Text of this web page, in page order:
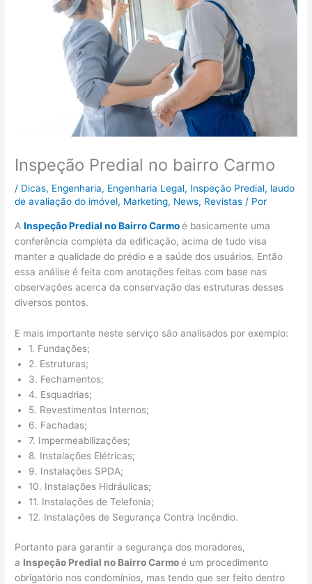
Inspeção Predial no bairro Carmo
/ Dicas, Engenharia, Engenharia Legal, Inspeção Predial, laudo
de avaliação do imóvel, Marketing, News, Revistas / Por
AInspeção Predial no Bairro Carmoé basicamente uma
conferência completa da edificação, acima de tudo visa
manter a qualidade do prédio e a saúde dos usuários. Então
essa análise é feita com anotações feitas com base nas
observações acerca da conservação das estruturas desses
diversos pontos.
E mais importante neste serviço são analisados por exemplo:
1. Fundações;
2. Estruturas;
3. Fechamentos;
4. Esquadrias;
5. Revestimentos Internos;
6. Fachadas;
7. Impermeabilizações;
8. Instalações Elétricas;
9. Instalações SPDA;
10. Instalações Hidráulicas;
11. Instalações de Telefonia;
12. Instalações de Segurança Contra Incêndio.
Portanto para garantir a segurança dos moradores,
a Inspeção Predial no Bairro Carmoé um procedimento
obrigatório nos condomínios, mas tendo que ser feito dentro